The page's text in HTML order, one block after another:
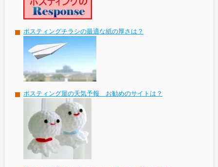
ポスティングチラシの最適な紙の厚さは？
ポスティング屋の天気予報 お勧めのサイトは？